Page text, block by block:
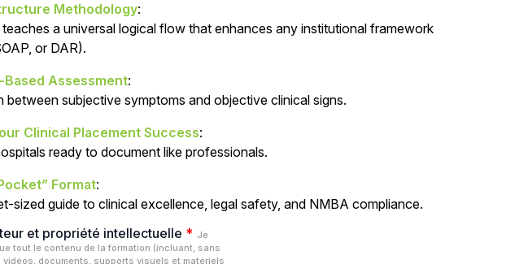
Methodology:
a universal logical flow that enhances any institutional framework
or DAR).
Based Assessment:
between subjective symptoms and objective clinical signs.
Clinical Placement Success:
ready to document like professionals.
Format:
sized guide to clinical excellence, legal safety, and NMBA compliance.
et propriété intellectuelle * Je
tout le contenu de la formation (incluant, sans
vidéos, documents, supports visuels et matériels